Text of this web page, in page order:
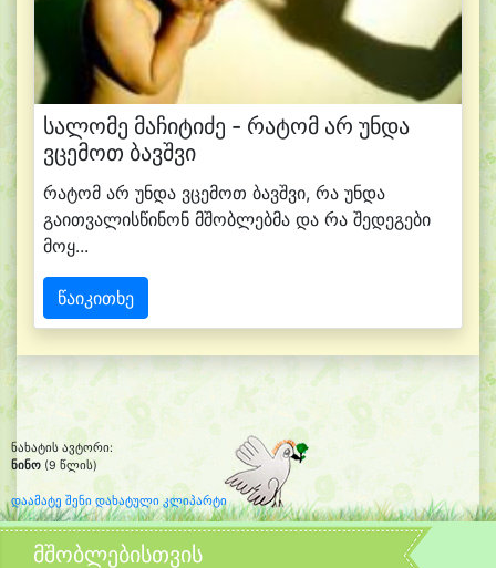
სალომე მაჩიტიძე - რატომ არ უნდა
ვცემოთ ბავშვი
რატომ არ უნდა ვცემოთ ბავშვი, რა უნდა
გაითვალისწინონ მშობლებმა და რა შედეგები
მოყ...
წაიკითხე
ნახატის ავტორი:
ნინო (9 წლის)
დაამატე შენი დახატული კლიპარტი
მშობლებისთვის